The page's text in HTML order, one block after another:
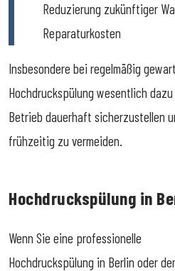
Reduzierung zukünftiger
Reparaturkosten
Insbesondere bei regelmäßig
Hochdruckspülung wesentlich
Betrieb dauerhaft sicherzustellen
frühzeitig zu vermeiden.
Hochdruckspülung in
Wenn Sie eine professionelle
Hochdruckspülung in Berlin oder